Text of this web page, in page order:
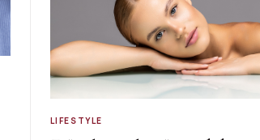
LIFESTYLE